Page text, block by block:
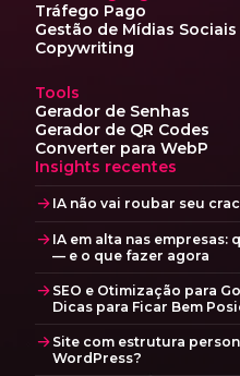
Tráfego Pago
Gestão de Mídias Sociais
Copywriting
Tools
Gerador de Senhas
Gerador de QR Codes
Converter para WebP
Insights recentes
IA não vai roubar seu
IA em alta nas
— e o que fazer agora
SEO e Otimização para
Dicas para Ficar Bem
Site com estrutura
WordPress?